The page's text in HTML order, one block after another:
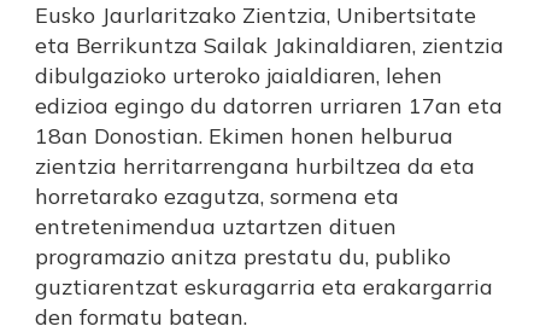
Eusko Jaurlaritzako Zientzia, Unibertsitate
eta Berrikuntza Sailak Jakinaldiaren, zientzia
dibulgazioko urteroko jaialdiaren, lehen
edizioa egingo du datorren urriaren 17an eta
18an Donostian. Ekimen honen helburua
zientzia herritarrengana hurbiltzea da eta
horretarako ezagutza, sormena eta
entretenimendua uztartzen dituen
programazio anitza prestatu du, publiko
guztiarentzat eskuragarria eta erakargarria
den formatu batean.